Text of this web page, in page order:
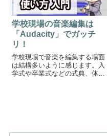
学校現場の音楽編集は
「Audacity」でガッチ
リ！
学校現場で音楽を編集する場面
は結構多いように感じます。入
学式や卒業式などの式典、体育